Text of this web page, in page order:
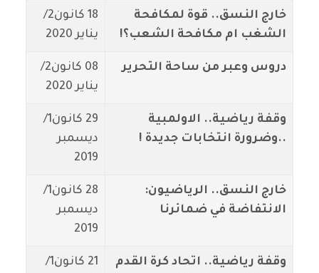
خارج النسق.. قوة لمكافحة
الشغب ام مكافحة الشعب؟!
18 كانون2/
يناير 2020
دروس وعبر من ساحة التحرير
08 كانون2/
يناير 2020
وقفة رياضية.. الاولمبية
..وضرورة انتخابات جديدة !
29 كانون1/
ديسمبر
2019
خارج النسق.. الرياضيون:
الانتفاضة في ضمائرنا
28 كانون1/
ديسمبر
2019
وقفة رياضية.. اتحاد كرة القدم
21 كانون1/